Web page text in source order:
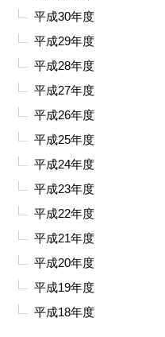
平成30年度
平成29年度
平成28年度
平成27年度
平成26年度
平成25年度
平成24年度
平成23年度
平成22年度
平成21年度
平成20年度
平成19年度
平成18年度